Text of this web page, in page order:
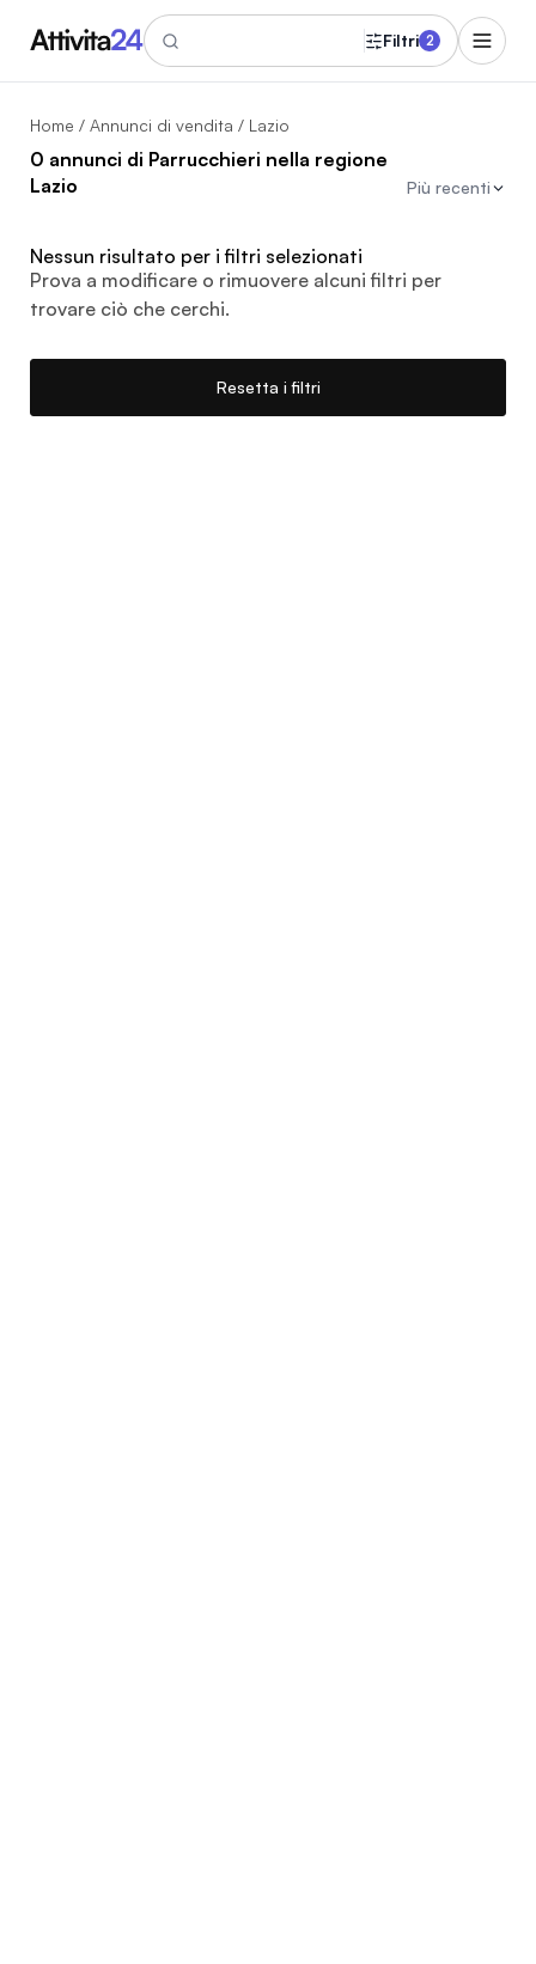
Filtri 2
Home / Annunci di vendita / Lazio
0 annunci di Parrucchieri nella regione
Lazio
Più recenti
Nessun risultato per i filtri selezionati
Prova a modificare o rimuovere alcuni filtri per
trovare ciò che cerchi.
Resetta i filtri